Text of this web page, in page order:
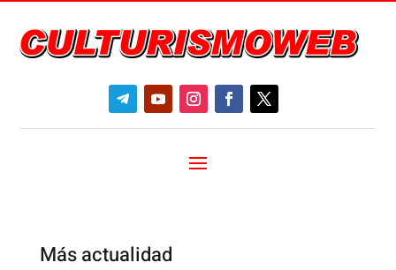
Más actualidad